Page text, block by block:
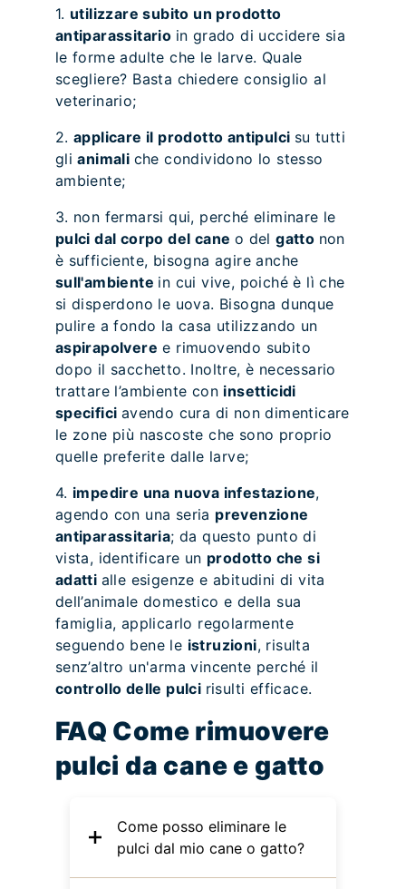
1. utilizzare subito un prodotto
antiparassitario in grado di uccidere sia
le forme adulte che le larve. Quale
scegliere? Basta chiedere consiglio al
veterinario;
2. applicare il prodotto antipulci su tutti
glianimali che condividono lo stesso
ambiente;
3. non fermarsi qui, perché eliminare le
pulci dal corpo del cane o delgatto non
è sufficiente, bisogna agire anche
sull'ambiente in cui vive, poiché è lì che
si disperdono le uova. Bisogna dunque
pulire a fondo la casa utilizzando un
aspirapolvere e rimuovendo subito
dopo il sacchetto. Inoltre, è necessario
trattare l’ambiente con insetticidi
specifici avendo cura di non dimenticare
le zone più nascoste che sono proprio
quelle preferite dalle larve;
4. impedire una nuova infestazione,
agendo con una seria prevenzione
antiparassitaria; da questo punto di
vista, identificare un prodotto che si
adatti alle esigenze e abitudini di vita
dell’animale domestico e della sua
famiglia, applicarlo regolarmente
seguendo bene le istruzioni, risulta
senz’altro un'arma vincente perché il
controllo delle pulci risulti efficace.
FAQ Come rimuovere
pulci da cane e gatto
Come posso eliminare le
pulci dal mio cane o gatto?